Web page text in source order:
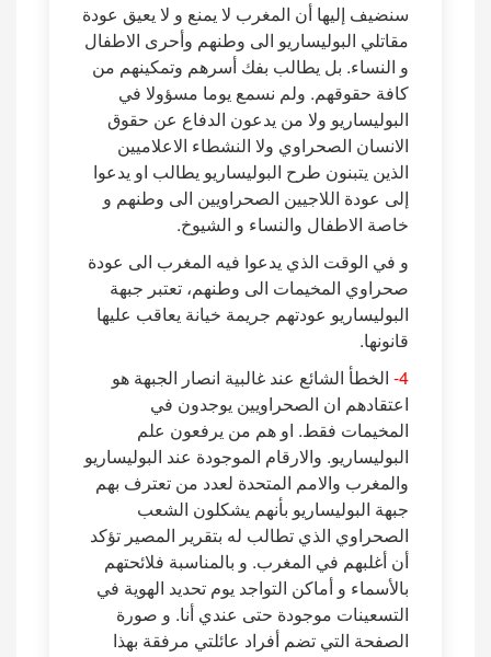
سنضيف إليها أن المغرب لا يمنع و لا يعيق عودة
مقاتلي البوليساريو الى وطنهم وأحرى الاطفال
و النساء. بل يطالب بفك أسرهم وتمكينهم من
كافة حقوقهم. ولم نسمع يوما مسؤولا في
البوليساريو ولا من يدعون الدفاع عن حقوق
الانسان الصحراوي ولا النشطاء الاعلاميين
الذين يتبنون طرح البوليساريو يطالب او يدعوا
إلى عودة اللاجيين الصحراويين الى وطنهم و
خاصة الاطفال والنساء و الشيوخ.
و في الوقت الذي يدعوا فيه المغرب الى عودة
صحراوي المخيمات الى وطنهم، تعتبر جبهة
البوليساريو عودتهم جريمة خيانة يعاقب عليها
قانونها.
4- الخطأ الشائع عند غالبية انصار الجبهة هو
اعتقادهم ان الصحراويين يوجدون في
المخيمات فقط. او هم من يرفعون علم
البوليساريو. والارقام الموجودة عند البوليساريو
والمغرب والامم المتحدة لعدد من تعترف بهم
جبهة البوليساريو بأنهم يشكلون الشعب
الصحراوي الذي تطالب له بتقرير المصير تؤكد
أن أغلبهم في المغرب. و بالمناسبة فلائحتهم
بالأسماء و أماكن التواجد يوم تحديد الهوية في
التسعينات موجودة حتى عندي أنا. و صورة
الصفحة التي تضم أفراد عائلتي مرفقة بهذا